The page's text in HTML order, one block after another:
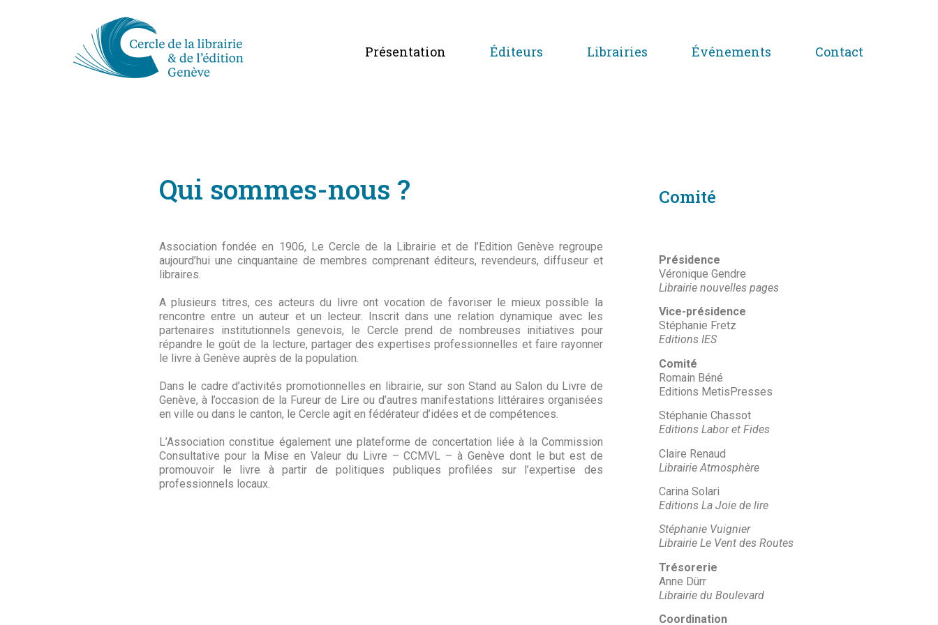
Présentation Éditeurs Librairies Événements Contact
Qui sommes-nous ?
Association fondée en 1906, Le Cercle de la Librairie et de l’Edition Genève regroupe
aujourd’hui une cinquantaine de membres comprenant éditeurs, revendeurs, diffuseur et
libraires.
A plusieurs titres, ces acteurs du livre ont vocation de favoriser le mieux possible la
rencontre entre un auteur et un lecteur. Inscrit dans une relation dynamique avec les
partenaires institutionnels genevois, le Cercle prend de nombreuses initiatives pour
répandre le goût de la lecture, partager des expertises professionnelles et faire rayonner
le livre à Genève auprès de la population.
Dans le cadre d’activités promotionnelles en librairie, sur son Stand au Salon du Livre de
Genève, à l’occasion de la Fureur de Lire ou d’autres manifestations littéraires organisées
en ville ou dans le canton, le Cercle agit en fédérateur d’idées et de compétences.
L’Association constitue également une plateforme de concertation liée à la Commission
Consultative pour la Mise en Valeur du Livre – CCMVL – à Genève dont le but est de
promouvoir le livre à partir de politiques publiques profilées sur l’expertise des
professionnels locaux.
Comité
Présidence
Véronique Gendre
Librairie nouvelles pages
Vice-présidence
Stéphanie Fretz
Editions IES
Comité
Romain Béné
Editions MetisPresses
Stéphanie Chassot
Editions Labor et Fides
Claire Renaud
Librairie Atmosphère
Carina Solari
Editions La Joie de lire
Stéphanie Vuignier
Librairie Le Vent des Routes
Trésorerie
Anne Dürr
Librairie du Boulevard
Coordination